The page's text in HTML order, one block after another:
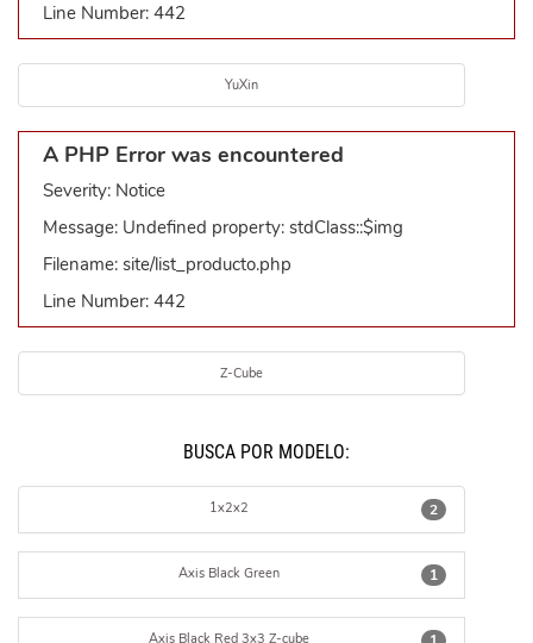
Line Number: 442
YuXin
A PHP Error was encountered
Severity: Notice
Message: Undefined property: stdClass::$img
Filename: site/list_producto.php
Line Number: 442
Z-Cube
BUSCÁ POR MODELO:
2
1x2x2
1
Axis Black Green
Axis Black Red 3x3 Z-cube